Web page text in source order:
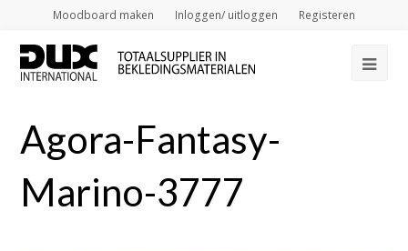
Moodboard maken Inloggen/ uitloggen Registeren
Agora-Fantasy-
Marino-3777